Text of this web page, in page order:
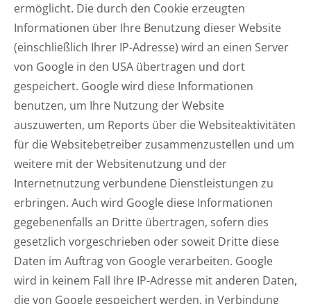
ermöglicht. Die durch den Cookie erzeugten
Informationen über Ihre Benutzung dieser Website
(einschließlich Ihrer IP-Adresse) wird an einen Server
von Google in den USA übertragen und dort
gespeichert. Google wird diese Informationen
benutzen, um Ihre Nutzung der Website
auszuwerten, um Reports über die Websiteaktivitäten
für die Websitebetreiber zusammenzustellen und um
weitere mit der Websitenutzung und der
Internetnutzung verbundene Dienstleistungen zu
erbringen. Auch wird Google diese Informationen
gegebenenfalls an Dritte übertragen, sofern dies
gesetzlich vorgeschrieben oder soweit Dritte diese
Daten im Auftrag von Google verarbeiten. Google
wird in keinem Fall Ihre IP-Adresse mit anderen Daten,
die von Google gespeichert werden, in Verbindung